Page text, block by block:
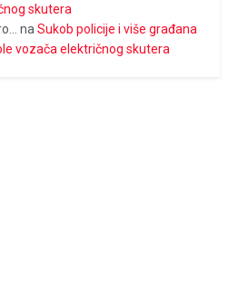
skutera
na Sukob policije i više građana
vozača električnog skutera